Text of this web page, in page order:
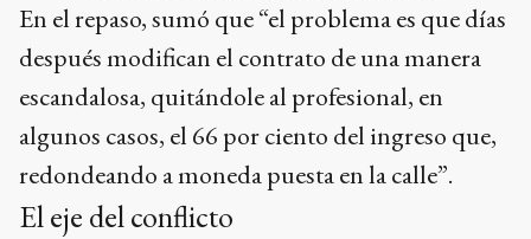
En el repaso, sumó que “el problema es que días
después modifican el contrato de una manera
escandalosa, quitándole al profesional, en
algunos casos, el 66 por ciento del ingreso que,
redondeando a moneda puesta en la calle”.
El eje del conflicto